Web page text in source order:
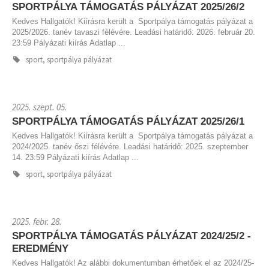
SPORTPÁLYA TÁMOGATÁS PÁLYÁZAT 2025/26/2
Kedves Hallgatók! Kiírásra került a Sportpálya támogatás pályázat a
2025/2026. tanév tavaszi félévére. Leadási határidő: 2026. február 20.
23:59 Pályázati kiírás Adatlap ...
sport, sportpálya pályázat
2025. szept. 05.
SPORTPÁLYA TÁMOGATÁS PÁLYÁZAT 2025/26/1
Kedves Hallgatók! Kiírásra került a Sportpálya támogatás pályázat a
2024/2025. tanév őszi félévére. Leadási határidő: 2025. szeptember
14. 23:59 Pályázati kiírás Adatlap ...
sport, sportpálya pályázat
2025. febr. 28.
SPORTPÁLYA TÁMOGATÁS PÁLYÁZAT 2024/25/2 -
EREDMÉNY
Kedves Hallgatók! Az alábbi dokumentumban érhetőek el az 2024/25-